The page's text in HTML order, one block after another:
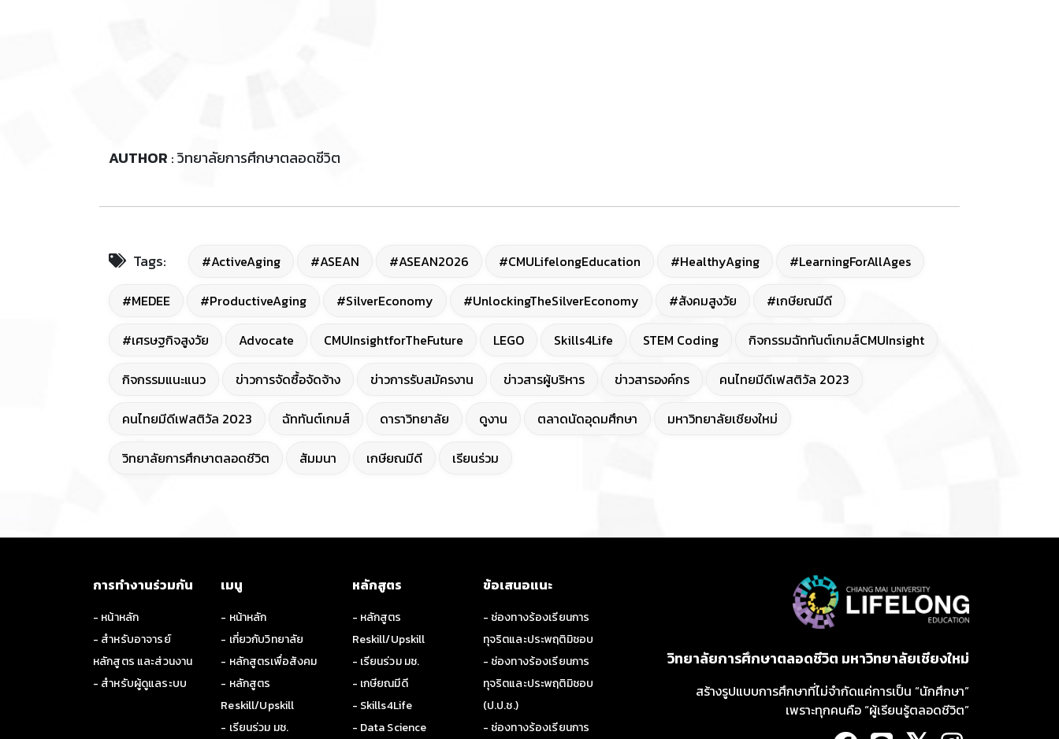
AUTHOR : วิทยาลัยการศึกษาตลอดชีวิต
Tags: #ActiveAging #ASEAN #ASEAN2026 #CMULifelongEducation #HealthyAging #LearningForAllAges
#MEDEE #ProductiveAging #SilverEconomy #UnlockingTheSilverEconomy #สังคมสูงวัย #เกษียณมีดี
#เศรษฐกิจสูงวัย Advocate CMUInsightforTheFuture LEGO Skills4Life STEM Coding กิจกรรมฉัททันต์เกมส์CMUInsight
กิจกรรมแนะแนว ข่าวการจัดซื้อจัดจ้าง ข่าวการรับสมัครงาน ข่าวสารผู้บริหาร ข่าวสารองค์กร คนไทยมีดีเฟสติวัล 2023
คนไทยมีดีเฟสติวัล 2023 ฉัททันต์เกมส์ ดาราวิทยาลัย ดูงาน ตลาดนัดอุดมศึกษา มหาวิทยาลัยเชียงใหม่
วิทยาลัยการศึกษาตลอดชีวิต สัมมนา เกษียณมีดี เรียนร่วม
การทำงานร่วมกัน
- หน้าหลัก
- สำหรับอาจารย์
หลักสูตร และส่วนงาน
- สำหรับผู้ดูแลระบบ
เมนู
- หน้าหลัก
- เกี่ยวกับวิทยาลัย
- หลักสูตรเพื่อสังคม
- หลักสูตร
Reskill/Upskill
- เรียนร่วม มช.
หลักสูตร
- หลักสูตร
Reskill/Upskill
- เรียนร่วม มช.
- เกษียณมีดี
- Skills4Life
- Data Science
ข้อเสนอแนะ
- ช่องทางร้องเรียนการ
ทุจริตและประพฤติมิชอบ
- ช่องทางร้องเรียนการ
ทุจริตและประพฤติมิชอบ
(ป.ป.ช.)
- ช่องทางร้องเรียนการ
วิทยาลัยการศึกษาตลอดชีวิต มหาวิทยาลัยเชียงใหม่
สร้างรูปแบบการศึกษาที่ไม่จำกัดแค่การเป็น “นักศึกษา”
เพราะทุกคนคือ “ผู้เรียนรู้ตลอดชีวิต”